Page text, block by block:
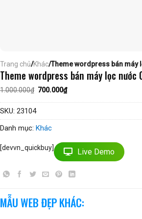
Trang chủ/Khác/Theme wordpress bán máy
Theme wordpress bán máy lọc nước
1.000.000₫ Giá
là:
700.000₫Giá
hiện
tại
SKU: 23104
Danh mục: Khác
[devvn_quickbuy] Live Demo
MẪU WEB ĐẸP KHÁC: